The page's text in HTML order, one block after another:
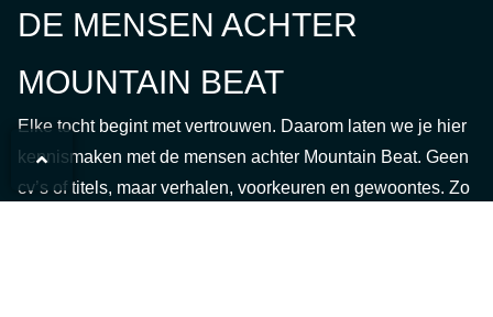
DE MENSEN ACHTER
MOUNTAIN BEAT
Elke tocht begint met vertrouwen. Daarom laten we je hier
kennismaken met de mensen achter Mountain Beat. Geen
cv’s of titels, maar verhalen, voorkeuren en gewoontes. Zo